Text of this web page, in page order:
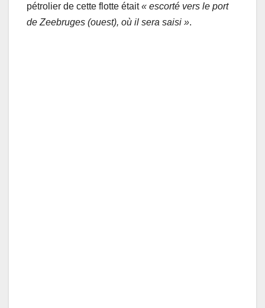
pétrolier de cette flotte était« escorté vers le port
de Zeebruges (ouest), où il sera saisi ».